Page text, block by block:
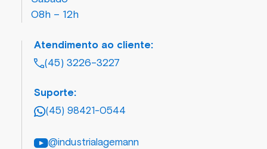
08h – 12h
Atendimento ao cliente:
(45) 3226-3227
Suporte:
(45) 98421-0544
@industrialagemann